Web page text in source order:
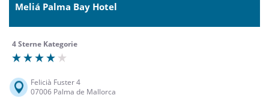
Meliá Palma Bay Hotel
4 Sterne Kategorie
Felicià Fuster 4
07006 Palma de Mallorca